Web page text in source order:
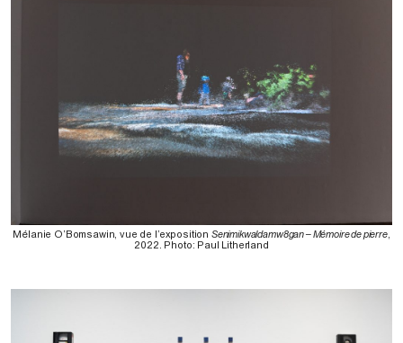
Mélanie O’Bomsawin, vue de l’exposition Senimikwaldamw8gan – Mémoire de pierre,
2022. Photo: Paul Litherland⁠